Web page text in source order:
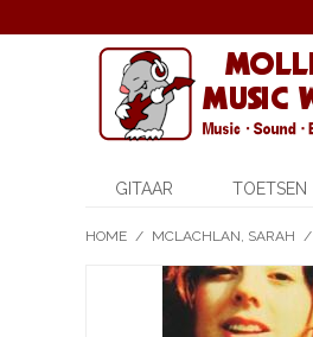
GITAAR TOETSEN
HOME / MCLACHLAN, SARAH /